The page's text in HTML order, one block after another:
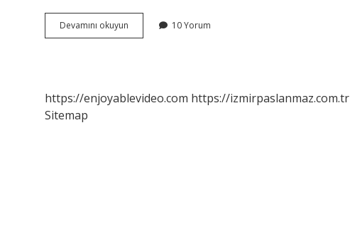
Devamını okuyun
Böreği
10 Yorum
https://enjoyablevideo.com https://izmirpaslanmaz.com.tr
Sitemap